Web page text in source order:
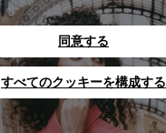
同意する
すべてのクッキーを構成する